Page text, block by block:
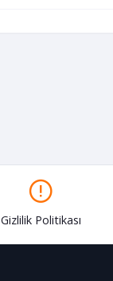
Gizlilik Politikası